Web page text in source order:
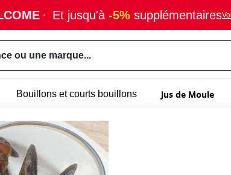
· Et jusqu'à -5% supplémentaires
ou une marque...
Bouillons et courts bouillons Jus de Moule